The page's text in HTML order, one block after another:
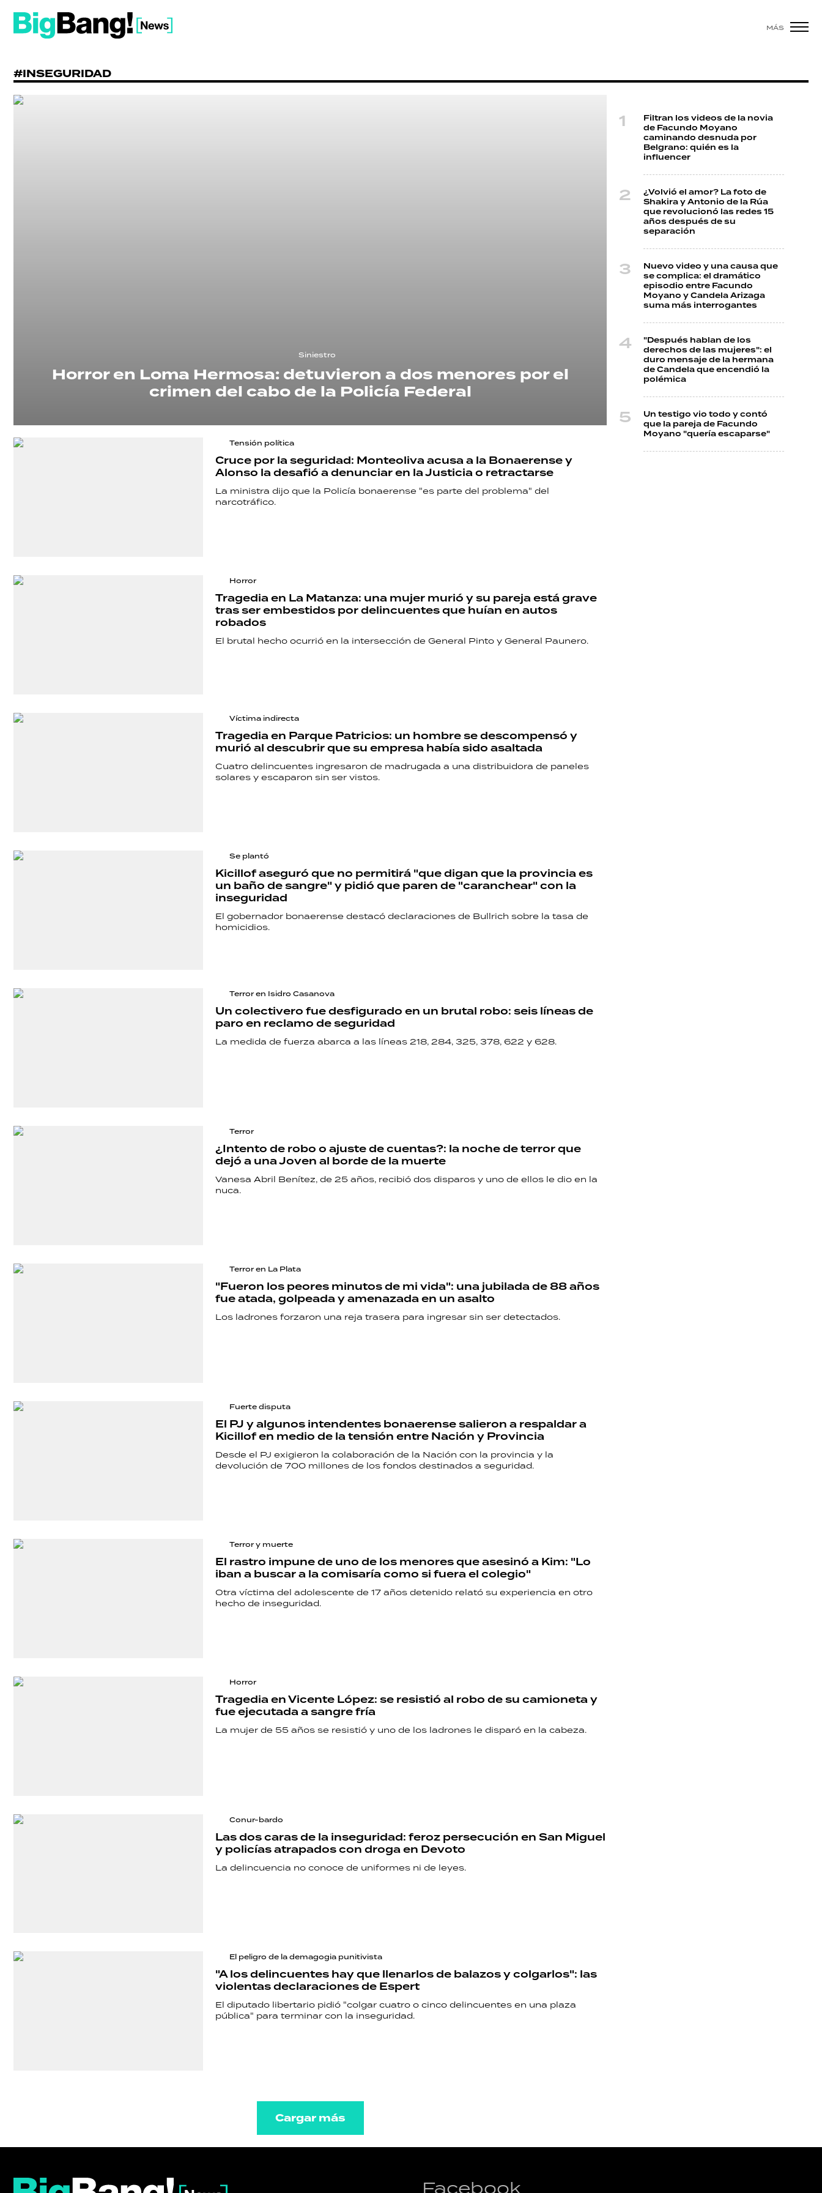
MÁS
#INSEGURIDAD
Siniestro
Horror en Loma Hermosa: detuvieron a dos menores por el
crimen del cabo de la Policía Federal
Tensión política
Cruce por la seguridad: Monteoliva acusa a la Bonaerense y
Alonso la desafió a denunciar en la Justicia o retractarse
La ministra dijo que la Policía bonaerense "es parte del problema" del
narcotráfico.
Horror
Tragedia en La Matanza: una mujer murió y su pareja está grave
tras ser embestidos por delincuentes que huían en autos
robados
El brutal hecho ocurrió en la intersección de General Pinto y General Paunero.
Víctima indirecta
Tragedia en Parque Patricios: un hombre se descompensó y
murió al descubrir que su empresa había sido asaltada
Cuatro delincuentes ingresaron de madrugada a una distribuidora de paneles
solares y escaparon sin ser vistos.
Se plantó
Kicillof aseguró que no permitirá "que digan que la provincia es
un baño de sangre" y pidió que paren de "caranchear" con la
inseguridad
El gobernador bonaerense destacó declaraciones de Bullrich sobre la tasa de
homicidios.
Terror en Isidro Casanova
Un colectivero fue desfigurado en un brutal robo: seis líneas de
paro en reclamo de seguridad
La medida de fuerza abarca a las líneas 218, 284, 325, 378, 622 y 628.
Terror
¿Intento de robo o ajuste de cuentas?: la noche de terror que
dejó a una Joven al borde de la muerte
Vanesa Abril Benítez, de 25 años, recibió dos disparos y uno de ellos le dio en la
nuca.
Terror en La Plata
"Fueron los peores minutos de mi vida": una jubilada de 88 años
fue atada, golpeada y amenazada en un asalto
Los ladrones forzaron una reja trasera para ingresar sin ser detectados.
Fuerte disputa
El PJ y algunos intendentes bonaerense salieron a respaldar a
Kicillof en medio de la tensión entre Nación y Provincia
Desde el PJ exigieron la colaboración de la Nación con la provincia y la
devolución de 700 millones de los fondos destinados a seguridad.
Terror y muerte
El rastro impune de uno de los menores que asesinó a Kim: "Lo
iban a buscar a la comisaría como si fuera el colegio"
Otra víctima del adolescente de 17 años detenido relató su experiencia en otro
hecho de inseguridad.
Horror
Tragedia en Vicente López: se resistió al robo de su camioneta y
fue ejecutada a sangre fría
La mujer de 55 años se resistió y uno de los ladrones le disparó en la cabeza.
Conur-bardo
Las dos caras de la inseguridad: feroz persecución en San Miguel
y policías atrapados con droga en Devoto
La delincuencia no conoce de uniformes ni de leyes.
El peligro de la demagogia punitivista
"A los delincuentes hay que llenarlos de balazos y colgarlos": las
violentas declaraciones de Espert
El diputado libertario pidió "colgar cuatro o cinco delincuentes en una plaza
pública" para terminar con la inseguridad.
Cargar más
Filtran los videos de la novia
de Facundo Moyano
caminando desnuda por
Belgrano: quién es la
influencer
¿Volvió el amor? La foto de
Shakira y Antonio de la Rúa
que revolucionó las redes 15
años después de su
separación
Nuevo video y una causa que
se complica: el dramático
episodio entre Facundo
Moyano y Candela Arizaga
suma más interrogantes
"Después hablan de los
derechos de las mujeres": el
duro mensaje de la hermana
de Candela que encendió la
polémica
Un testigo vio todo y contó
que la pareja de Facundo
Moyano "quería escaparse"
Facebook
POLÍTICA
ACTUALIDAD
ECONOMÍA
TECNOLOGÍA